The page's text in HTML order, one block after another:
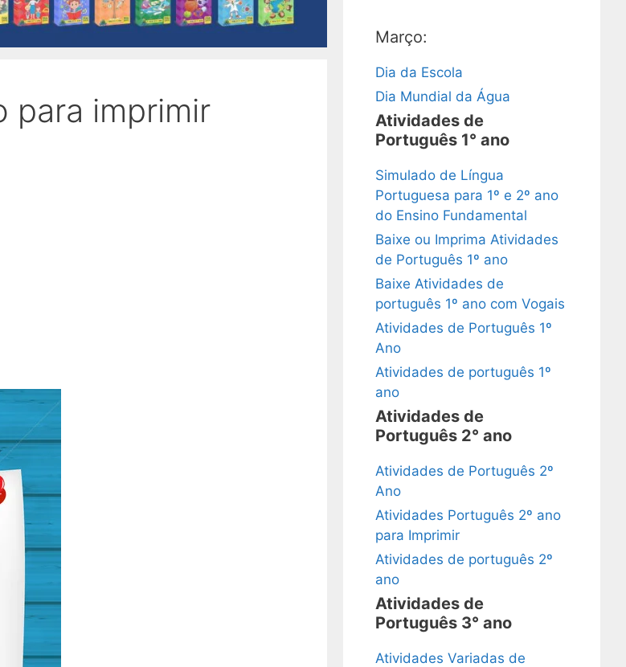
para imprimir
Março:
Dia da Escola
Dia Mundial da Água
Atividades de
Português 1° ano
Simulado de Língua
Portuguesa para 1º e 2º ano
do Ensino Fundamental
Baixe ou Imprima Atividades
de Português 1º ano
Baixe Atividades de
português 1º ano com Vogais
Atividades de Português 1º
Ano
Atividades de português 1º
ano
Atividades de
Português 2° ano
Atividades de Português 2º
Ano
Atividades Português 2º ano
para Imprimir
Atividades de português 2º
ano
Atividades de
Português 3° ano
Atividades Variadas de